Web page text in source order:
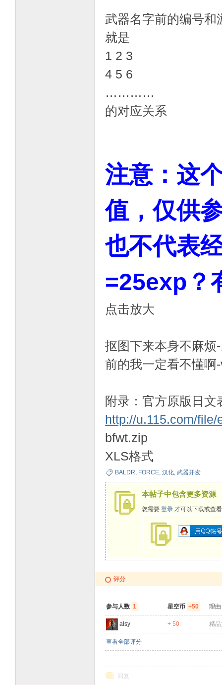
武器名字前的编号和
就是
1 2 3
4 5 6
…………
的对应关系
注意：这
值，仅供
也不代表
=25exp？
点击放大
抠图下来本身不麻烦
前的我一定看不懂啊
附录：官方原版日文
http://u.115.com/file/
bfwt.zip
XLS格式
BALDR, FORCE, 汉化, 武器开发
本帖子中包含更多资源
您需要 登录 才可以下载或查
评分
参与人数 1 星空币 +50 理由
alsy + 50 精
查看全部评分
回复